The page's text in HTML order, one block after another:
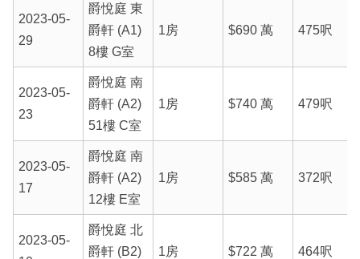
2023-05-
29
爵悅庭 東
爵軒 (A1)
8樓 G室
1房 $690 萬 475呎
2023-05-
23
爵悅庭 南
爵軒 (A2)
51樓 C室
1房 $740 萬 479呎
2023-05-
17
爵悅庭 南
爵軒 (A2)
12樓 E室
1房 $585 萬 372呎
2023-05-
爵悅庭 北
爵軒 (B2)
1房 $722 萬 464呎